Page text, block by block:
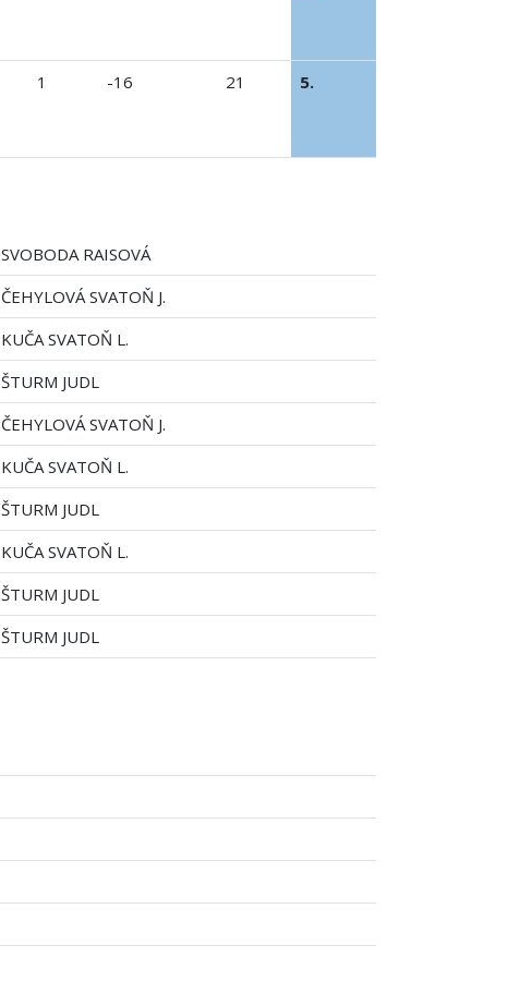
1 -16 21 5.
SVOBODA RAISOVÁ
ČEHYLOVÁ SVATOŇ J.
KUČA SVATOŇ L.
ŠTURM JUDL
ČEHYLOVÁ SVATOŇ J.
KUČA SVATOŇ L.
ŠTURM JUDL
KUČA SVATOŇ L.
ŠTURM JUDL
ŠTURM JUDL